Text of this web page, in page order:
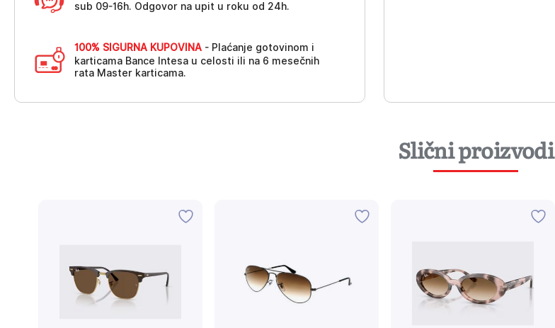
sub 09-16h. Odgovor na upit u roku od 24h.
100% SIGURNA KUPOVINA - Plaćanje gotovinom i
karticama Bance Intesa u celosti ili na 6 mesečnih
rata Master karticama.
Slični proizvodi